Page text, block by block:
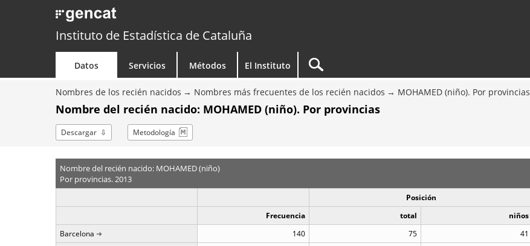
Instituto de Estadística de Cataluña
Datos Servicios Métodos El Instituto
Nombres de los recién nacidos Nombres más frecuentes de los recién nacidos MOHAMED (niño). Por provincias
Nombre del recién nacido: MOHAMED (niño). Por provincias
Descargar Metodología
Nombre del recién nacido: MOHAMED (niño)
Por provincias. 2013
Posición
Frecuencia
total niños
Barcelona
140 75 41